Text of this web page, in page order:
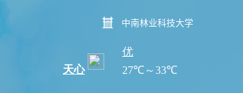
中南林业科技大学